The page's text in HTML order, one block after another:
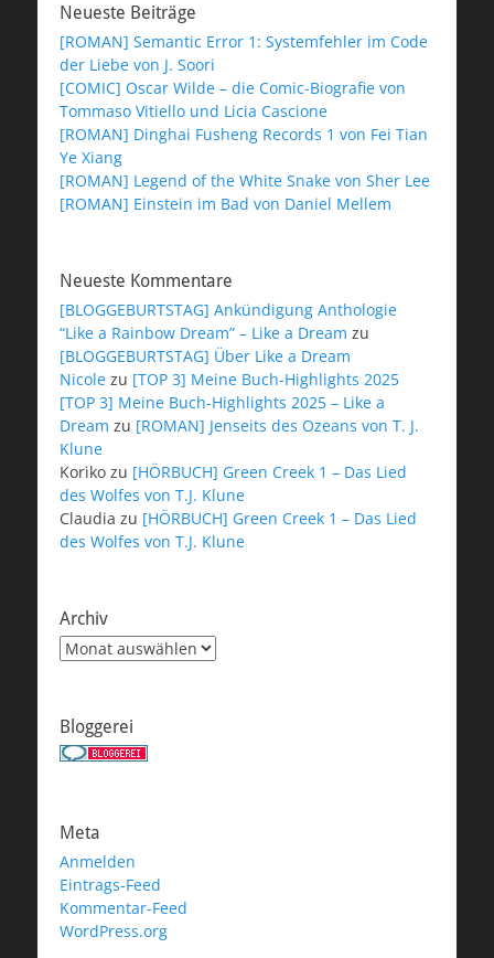
Neueste Beiträge
[ROMAN] Semantic Error 1: Systemfehler im Code
der Liebe von J. Soori
[COMIC] Oscar Wilde – die Comic-Biografie von
Tommaso Vitiello und Licia Cascione
[ROMAN] Dinghai Fusheng Records 1 von Fei Tian
Ye Xiang
[ROMAN] Legend of the White Snake von Sher Lee
[ROMAN] Einstein im Bad von Daniel Mellem
Neueste Kommentare
[BLOGGEBURTSTAG] Ankündigung Anthologie
“Like a Rainbow Dream” – Like a Dream zu
[BLOGGEBURTSTAG] Über Like a Dream
Nicole zu [TOP 3] Meine Buch-Highlights 2025
[TOP 3] Meine Buch-Highlights 2025 – Like a
Dream zu [ROMAN] Jenseits des Ozeans von T. J.
Klune
Koriko zu [HÖRBUCH] Green Creek 1 – Das Lied
des Wolfes von T.J. Klune
Claudia zu [HÖRBUCH] Green Creek 1 – Das Lied
des Wolfes von T.J. Klune
Archiv
Archiv
Bloggerei
Meta
Anmelden
Eintrags-Feed
Kommentar-Feed
WordPress.org